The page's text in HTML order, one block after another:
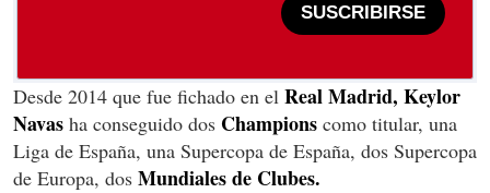
SUSCRIBIRSE
Desde 2014 que fue fichado en el Real Madrid, Keylor
Navas ha conseguido dos Champions como titular, una
Liga de España, una Supercopa de España, dos Supercopa
de Europa, dos Mundiales de Clubes.